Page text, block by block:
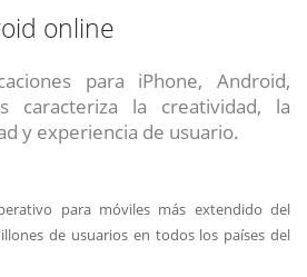
online
para iPhone, Android,
caracteriza la creatividad, la
y experiencia de usuario.
para móviles más extendido del
de usuarios en todos los países del